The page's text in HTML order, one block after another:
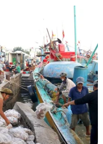
TÁM, KHÚC THANH
định sử dụng
trợ